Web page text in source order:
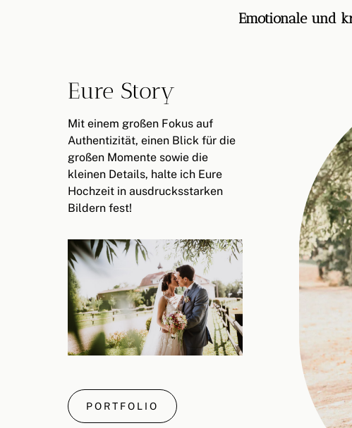
Emotionale und
Eure Story
Mit einem großen Fokus auf
Authentizität, einen Blick für die
großen Momente sowie die
kleinen Details, halte ich Eure
Hochzeit in ausdrucksstarken
Bildern fest!
PORTFOLIO